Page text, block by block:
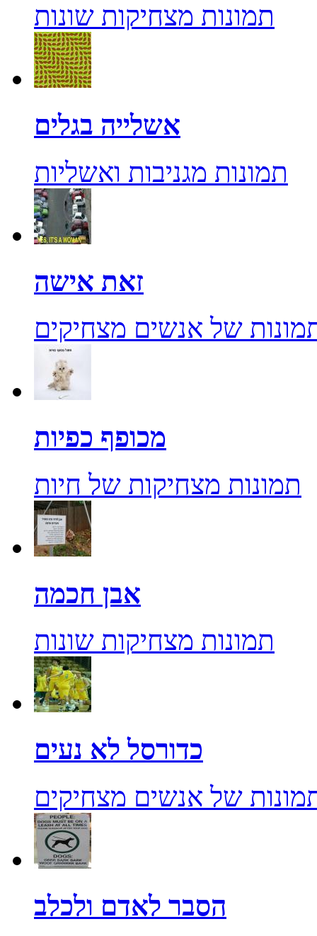
תמונות מצחיקות שונות
אשלייה בגלים
תמונות מגניבות ואשליות
זאת אישה
של אנשים מצחיקים
מכופף כפיות
תמונות מצחיקות של חיות
אבן חכמה
תמונות מצחיקות שונות
כדורסל לא נעים
של אנשים מצחיקים
הסבר לאדם ולכלב